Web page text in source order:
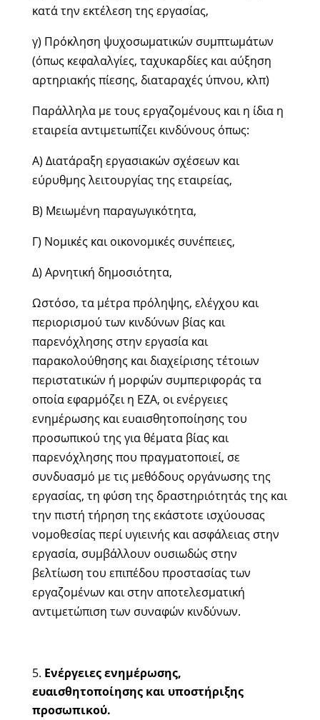
κατά την εκτέλεση της εργασίας,
γ) Πρόκληση ψυχοσωματικών συμπτωμάτων
(όπως κεφαλαλγίες, ταχυκαρδίες και αύξηση
αρτηριακής πίεσης, διαταραχές ύπνου, κλπ)
Παράλληλα με τους εργαζομένους και η ίδια η
εταιρεία αντιμετωπίζει κινδύνους όπως:
Α) Διατάραξη εργασιακών σχέσεων και
εύρυθμης λειτουργίας της εταιρείας,
Β) Μειωμένη παραγωγικότητα,
Γ) Νομικές και οικονομικές συνέπειες,
Δ) Αρνητική δημοσιότητα,
Ωστόσο, τα μέτρα πρόληψης, ελέγχου και
περιορισμού των κινδύνων βίας και
παρενόχλησης στην εργασία και
παρακολούθησης και διαχείρισης τέτοιων
περιστατικών ή μορφών συμπεριφοράς τα
οποία εφαρμόζει η ΕΖΑ, οι ενέργειες
ενημέρωσης και ευαισθητοποίησης του
προσωπικού της για θέματα βίας και
παρενόχλησης που πραγματοποιεί, σε
συνδυασμό με τις μεθόδους οργάνωσης της
εργασίας, τη φύση της δραστηριότητάς της και
την πιστή τήρηση της εκάστοτε ισχύουσας
νομοθεσίας περί υγιεινής και ασφάλειας στην
εργασία, συμβάλλουν ουσιωδώς στην
βελτίωση του επιπέδου προστασίας των
εργαζομένων και στην αποτελεσματική
αντιμετώπιση των συναφών κινδύνων.
Ενέργειες ενημέρωσης,
ευαισθητοποίησης και υποστήριξης
προσωπικού.